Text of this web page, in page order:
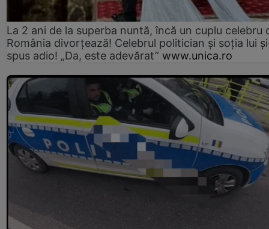
La 2 ani de la superba nuntă, încă un cuplu celebru
România divorțează! Celebrul politician și soția lui
spus adio! „Da, este adevărat” www.unica.ro